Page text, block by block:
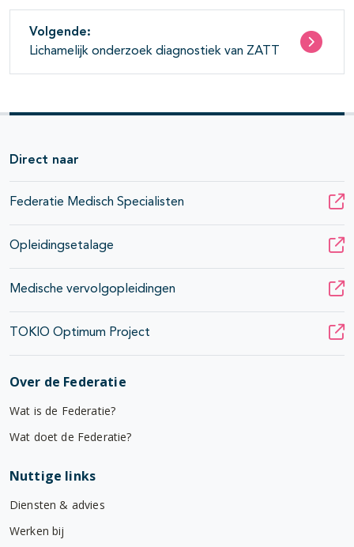
Volgende:
Lichamelijk onderzoek diagnostiek van ZATT
Direct naar
Federatie Medisch Specialisten
Opleidingsetalage
Medische vervolgopleidingen
TOKIO Optimum Project
Over de Federatie
Wat is de Federatie?
Wat doet de Federatie?
Nuttige links
Diensten & advies
Werken bij